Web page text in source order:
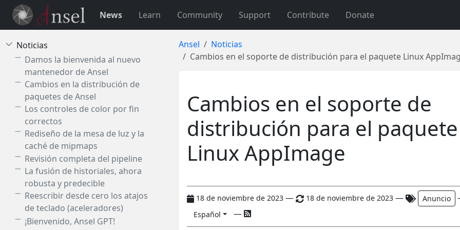
News Learn Community Support Contribute Donate
Noticias
Damos la bienvenida al nuevo
mantenedor de Ansel
Cambios en la distribución de
paquetes de Ansel
Los controles de color por fin
correctos
Rediseño de la mesa de luz y la
caché de mipmaps
Revisión completa del pipeline
La fusión de historiales, ahora
robusta y predecible
Reescribir desde cero los atajos
de teclado (aceleradores)
¡Bienvenido, Ansel GPT!
Ansel
Noticias
Cambios en el soporte de distribución para el paquete Linux
Cambios en el soporte de
distribución para el paquete
Linux AppImage
18 de noviembre de 2023 — 18 de noviembre de 2023 — Anuncio
Español —